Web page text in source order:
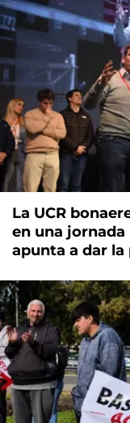
La UCR
en una
apunta a dar la